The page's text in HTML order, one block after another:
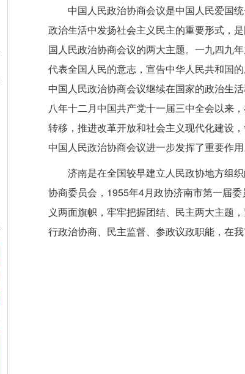
中国人民政治协商会议是中国人民爱国
政治生活中发扬社会主义民主的重要形式，
国人民政治协商会议的两大主题。一九四九
代表全国人民的意志，宣告中华人民共和国
中国人民政治协商会议继续在国家的政治生
八年十二月中国共产党十一届三中全会以来
转移，推进改革开放和社会主义现代化建设
中国人民政治协商会议进一步发挥了重要作用
济南是在全国较早建立人民政协地方组
协商委员会，1955年4月政协济南市第一届
义两面旗帜，牢牢把握团结、民主两大主题
行政治协商、民主监督、参政议政职能，在